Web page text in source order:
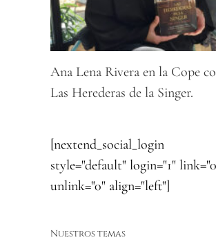
Ana Lena Rivera en la Cope
Las Herederas de la Singer.
[nextend_social_login
style="default" login="1"
unlink="0" align="left"]
Nuestros temas